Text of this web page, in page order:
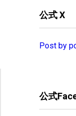
公式 X
Post by
公式